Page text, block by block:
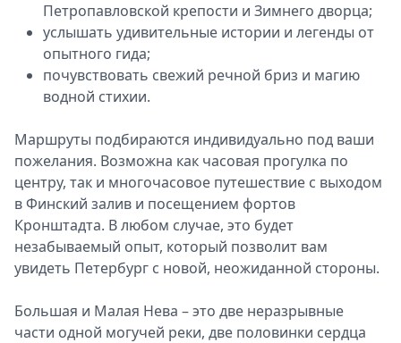
Петропавловской крепости и Зимнего дворца;
услышать удивительные истории и легенды от
опытного гида;
почувствовать свежий речной бриз и магию
водной стихии.
Маршруты подбираются индивидуально под ваши
пожелания. Возможна как часовая прогулка по
центру, так и многочасовое путешествие с выходом
в Финский залив и посещением фортов
Кронштадта. В любом случае, это будет
незабываемый опыт, который позволит вам
увидеть Петербург с новой, неожиданной стороны.
Большая и Малая Нева – это две неразрывные
части одной могучей реки, две половинки сердца